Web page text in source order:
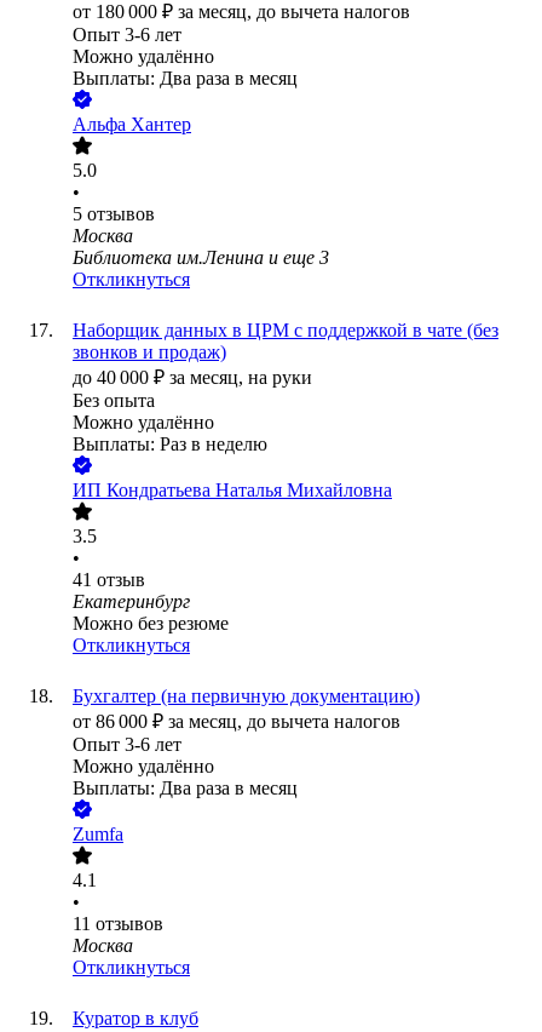
от 180 000 ₽ за месяц, до вычета налогов
Опыт 3-6 лет
Можно удалённо
Выплаты: Два раза в месяц
Альфа Хантер
5.0
•
5 отзывов
Москва
Библиотека им.Ленина и еще 3
Откликнуться
Наборщик данных в ЦРМ с поддержкой в чате (без
звонков и продаж)
до 40 000 ₽ за месяц, на руки
Без опыта
Можно удалённо
Выплаты: Раз в неделю
ИП Кондратьева Наталья Михайловна
3.5
•
41 отзыв
Екатеринбург
Можно без резюме
Откликнуться
Бухгалтер (на первичную документацию)
от 86 000 ₽ за месяц, до вычета налогов
Опыт 3-6 лет
Можно удалённо
Выплаты: Два раза в месяц
Zumfa
4.1
•
11 отзывов
Москва
Откликнуться
Куратор в клуб